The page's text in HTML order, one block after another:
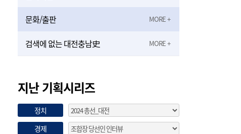
문화/출판
검색에 없는 대전충남史
지난 기획시리즈
정치
경제